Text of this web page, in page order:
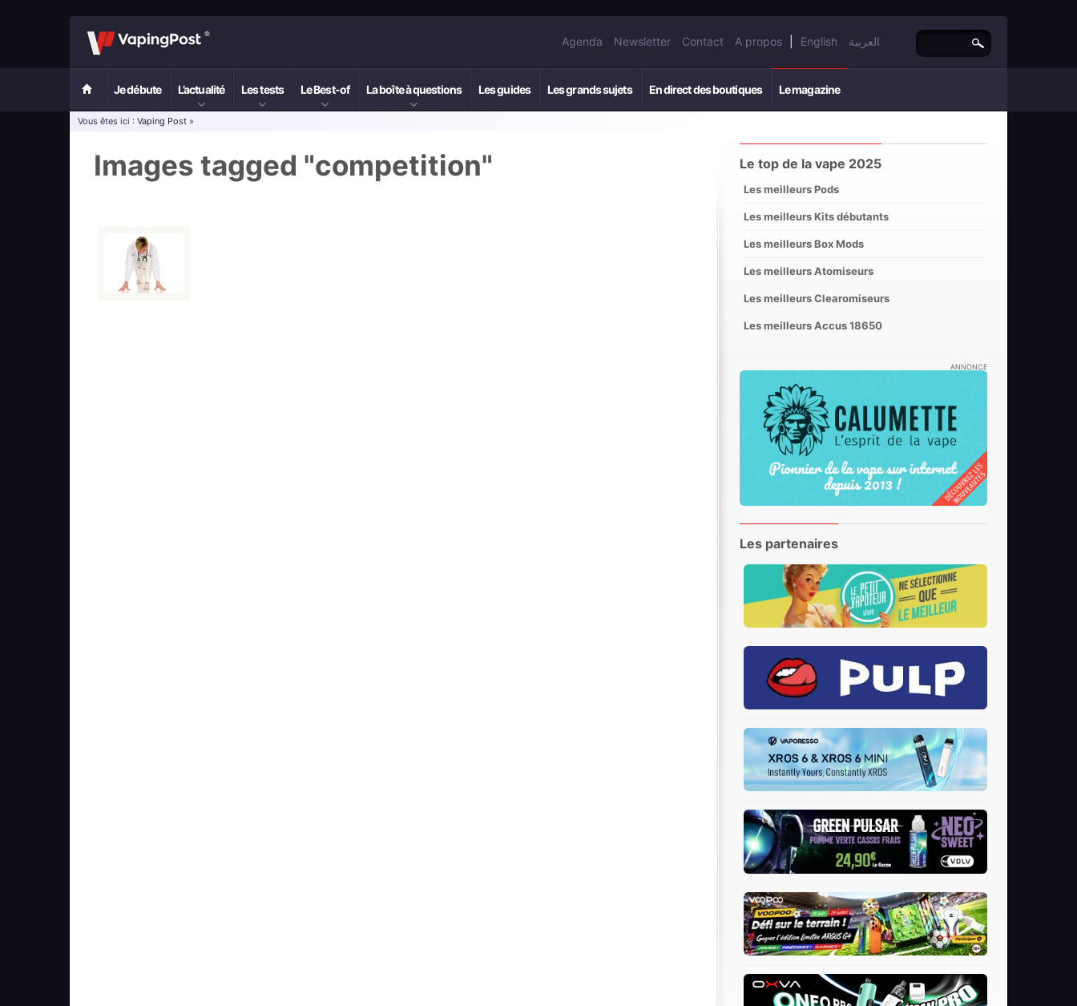
Agenda Newsletter Contact A propos English العربية
Je débute L’actualité Les tests Le Best-of La boîte à questions Les guides Les grands sujets En direct des boutiques Le magazine
Vous êtes ici : Vaping Post »
Images tagged "competition" Le top de la vape 2025
Les meilleurs Pods
Les meilleurs Kits débutants
Les meilleurs Box Mods
Les meilleurs Atomiseurs
Les meilleurs Clearomiseurs
Les meilleurs Accus 18650
ANNONCE
Les partenaires